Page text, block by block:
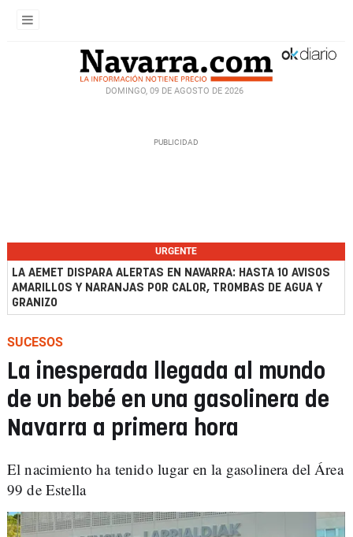
DOMINGO, 09 DE AGOSTO DE 2026
URGENTE
LA AEMET DISPARA ALERTAS EN NAVARRA: HASTA 10 AVISOS
AMARILLOS Y NARANJAS POR CALOR, TROMBAS DE AGUA Y
GRANIZO
SUCESOS
La inesperada llegada al mundo
de un bebé en una gasolinera de
Navarra a primera hora
El nacimiento ha tenido lugar en la gasolinera del Área
99 de Estella